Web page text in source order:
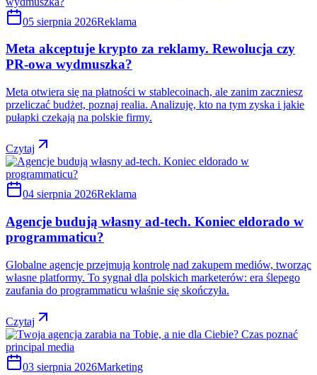
05 sierpnia 2026Reklama
Meta akceptuje krypto za reklamy. Rewolucja czy
PR-owa wydmuszka?
Meta otwiera się na płatności w stablecoinach, ale zanim zaczniesz
przeliczać budżet, poznaj realia. Analizuję, kto na tym zyska i jakie
pułapki czekają na polskie firmy.
Czytaj
04 sierpnia 2026Reklama
Agencje budują własny ad-tech. Koniec eldorado w
programmaticu?
Globalne agencje przejmują kontrolę nad zakupem mediów, tworząc
własne platformy. To sygnał dla polskich marketerów: era ślepego
zaufania do programmaticu właśnie się skończyła.
Czytaj
03 sierpnia 2026Marketing